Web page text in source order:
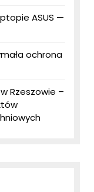
ASUS —
ochrona
Rzeszowie –